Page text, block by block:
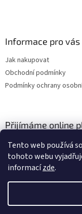
Tento web používá
tohoto webu
informacízde.
Informace pro vás
Jak nakupovat
Obchodní podmínky
Podmínky ochrany
Přijímáme online